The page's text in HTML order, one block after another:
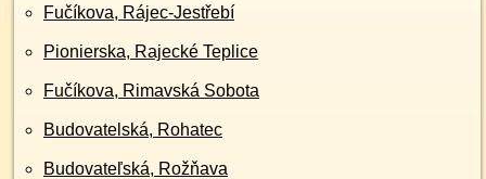
Fučíkova, Rájec-Jestřebí
Pionierska, Rajecké Teplice
Fučíkova, Rimavská Sobota
Budovatelská, Rohatec
Budovateľská, Rožňava